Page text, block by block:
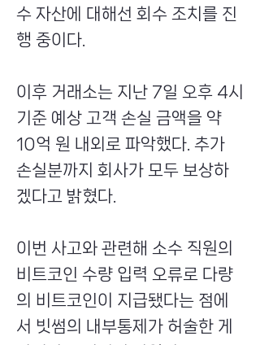
수 자산에 대해선 회수 조치를 진
행 중이다.
이후 거래소는 지난 7일 오후 4시
기준 예상 고객 손실 금액을 약
10억 원 내외로 파악했다. 추가
손실분까지 회사가 모두 보상하
겠다고 밝혔다.
이번 사고와 관련해 소수 직원의
비트코인 수량 입력 오류로 다량
의 비트코인이 지급됐다는 점에
서 빗썸의 내부통제가 허술한 게